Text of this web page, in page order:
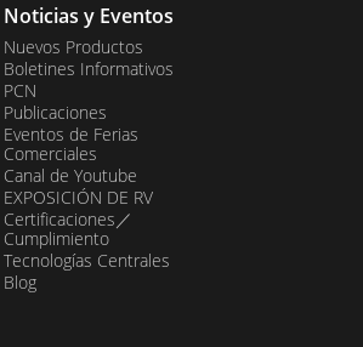
Noticias y Eventos
Nuevos Productos
Boletines Informativos
PCN
Publicaciones
Eventos de Ferias
Comerciales
Canal de Youtube
EXPOSICIÓN DE RV
Certificaciones／
Cumplimiento
Tecnologías Centrales
Blog